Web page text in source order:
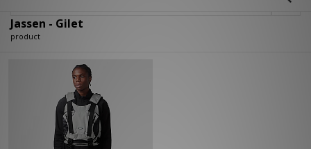
Jassen - Gilet
product